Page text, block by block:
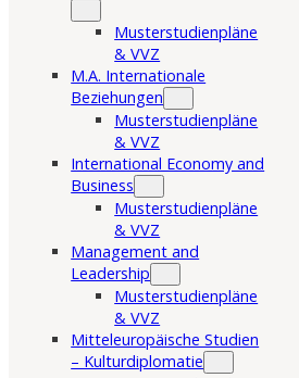
Musterstudienpläne
& VVZ
M.A. Internationale
Beziehungen
Musterstudienpläne
& VVZ
International Economy and
Business
Musterstudienpläne
& VVZ
Management and
Leadership
Musterstudienpläne
& VVZ
Mitteleuropäische Studien
– Kulturdiplomatie